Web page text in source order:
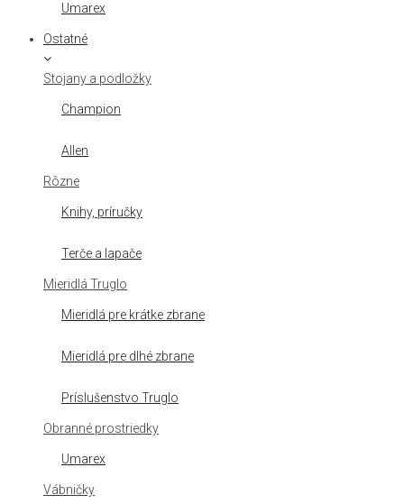
Umarex
Ostatné
Stojany a podložky
Champion
Allen
Rôzne
Knihy, príručky
Terče a lapače
Mieridlá Truglo
Mieridlá pre krátke zbrane
Mieridlá pre dlhé zbrane
Príslušenstvo Truglo
Obranné prostriedky
Umarex
Vábničky